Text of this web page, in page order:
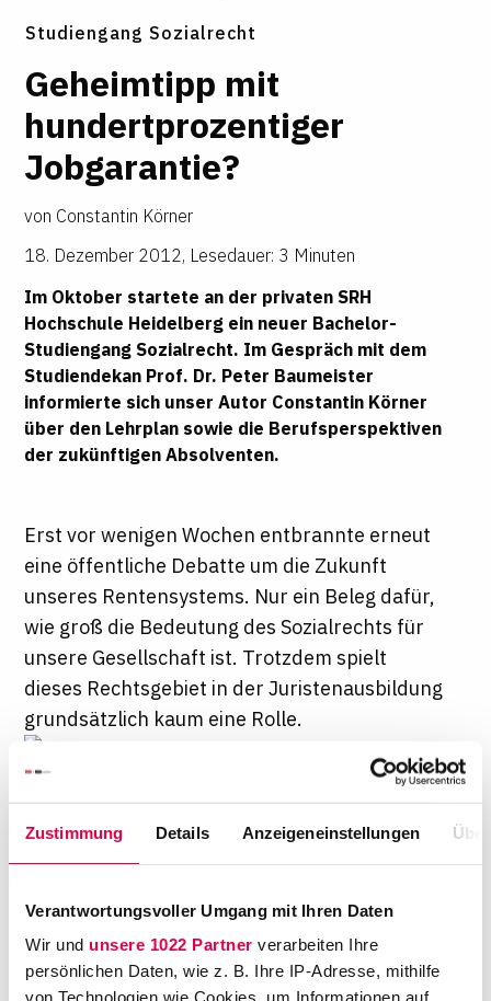
Zustimmung Details Anzeigeneinstellungen
Verantwortungsvoller Umgang mit Ihren Daten
Wir und unsere 1022 Partner verarbeiten Ihre
persönlichen Daten, wie z. B. Ihre IP-Adresse, mithilfe
von Technologien wie Cookies, um Informationen auf
Studiengang Sozialrecht
Geheimtipp mit
hundertprozentiger
Jobgarantie?
von Constantin Körner
18. Dezember 2012, Lesedauer: 3 Minuten
Im Oktober startete an der privaten SRH
Hochschule Heidelberg ein neuer Bachelor-
Studiengang Sozialrecht. Im Gespräch mit dem
Studiendekan Prof. Dr. Peter Baumeister
informierte sich unser Autor Constantin Körner
über den Lehrplan sowie die Berufsperspektiven
der zukünftigen Absolventen.
Erst vor wenigen Wochen entbrannte erneut
eine öffentliche Debatte um die Zukunft
unseres Rentensystems. Nur ein Beleg dafür,
wie groß die Bedeutung des Sozialrechts für
unsere Gesellschaft ist. Trotzdem spielt
dieses Rechtsgebiet in der Juristenausbildung
grundsätzlich kaum eine Rolle.
Auf diesen Umstand
reagiert die Hochschule in Heidelberg nun,
indem sie seit Oktober erstmals einen
Bachelor-Studiengang Sozialrecht anbietet.
"Dies ist das Ergebnis einer zunehmenden
Nachfrage aus dem großen Sozial- und
Gesundheitssektor nach juristisch geschulten
und zugleich zeitnah einsatzfähigen